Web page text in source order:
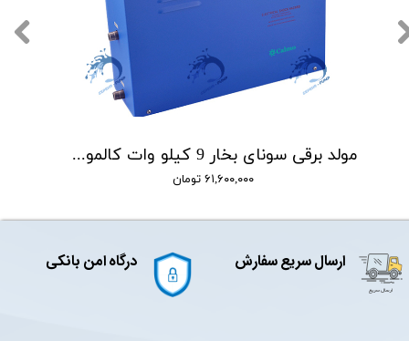
مولد برقی سونای بخار 9 کیلو وات کالمو CALMO مدل HA
۶۱,۶۰۰,۰۰۰ تومان
ارسال سریع سفارش درگاه امن بانکی